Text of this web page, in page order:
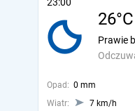
26°C
Prawie
Opad: 0 mm
Wiatr:
7 km/h